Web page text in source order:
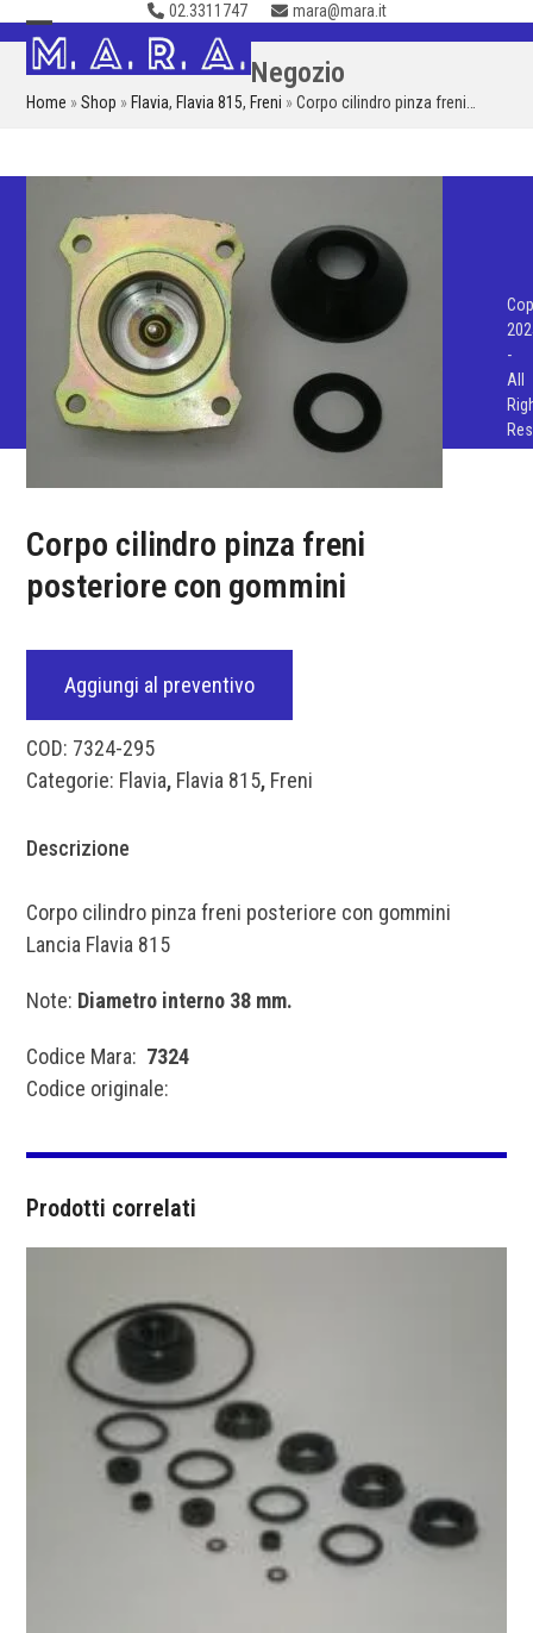
Skip
to
content
02.3311747 mara@mara.it
Open
mobile
Close
mobile
Negozio
Home »Shop » Flavia, Flavia 815, Freni »Corpo cilindro pinza freni…
Corpo cilindro pinza freni
posteriore con gommini
Aggiungi al preventivo
COD: 7324-295
Categorie: Flavia, Flavia 815, Freni
Descrizione
Corpo cilindro pinza freni posteriore con gommini
Lancia Flavia 815
Note: Diametro interno 38 mm.
Codice Mara: 7324
Codice originale:
Prodotti correlati
-
All